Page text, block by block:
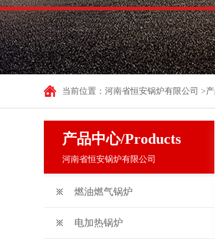
LSS贯流锅炉
CLHS型立式燃油燃气
WNS系列卧式燃油（气
CWNS系列燃油（气）卧
蒸汽发生器
生物质发生器
500公斤生物质蒸汽发
生物质蒸汽发生器
当前位置： 河南省恒安锅炉有限公司 >
产品中心/Products
河南省恒安锅炉有限公司
燃油燃气锅炉
电加热锅炉